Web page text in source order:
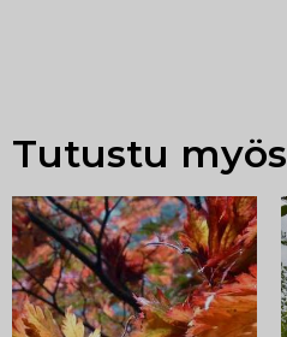
Tutustu myös